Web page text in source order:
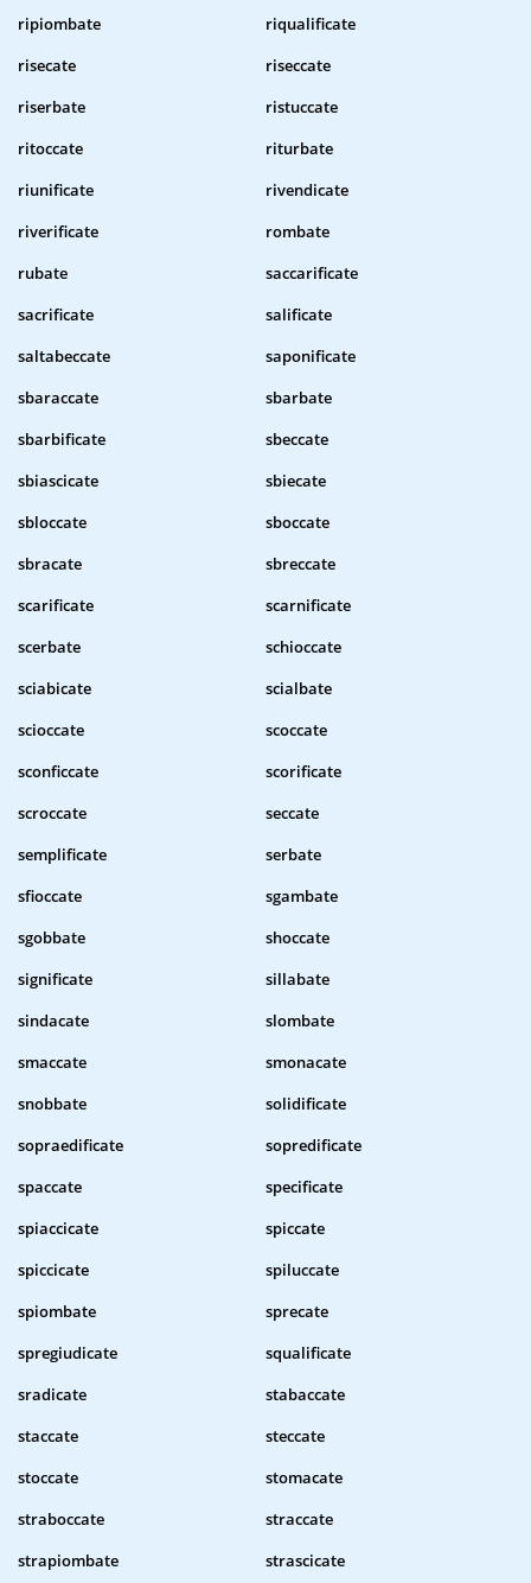
ripiombate
riqualificate
risecate
riseccate
riserbate
ristuccate
ritoccate
riturbate
riunificate
rivendicate
riverificate
rombate
rubate
saccarificate
sacrificate
salificate
saltabeccate
saponificate
sbaraccate
sbarbate
sbarbificate
sbeccate
sbiascicate
sbiecate
sbloccate
sboccate
sbracate
sbreccate
scarificate
scarnificate
scerbate
schioccate
sciabicate
scialbate
scioccate
scoccate
sconficcate
scorificate
scroccate
seccate
semplificate
serbate
sfioccate
sgambate
sgobbate
shoccate
significate
sillabate
sindacate
slombate
smaccate
smonacate
snobbate
solidificate
sopraedificate
sopredificate
spaccate
specificate
spiaccicate
spiccate
spiccicate
spiluccate
spiombate
sprecate
spregiudicate
squalificate
sradicate
stabaccate
staccate
steccate
stoccate
stomacate
straboccate
straccate
strapiombate
strascicate